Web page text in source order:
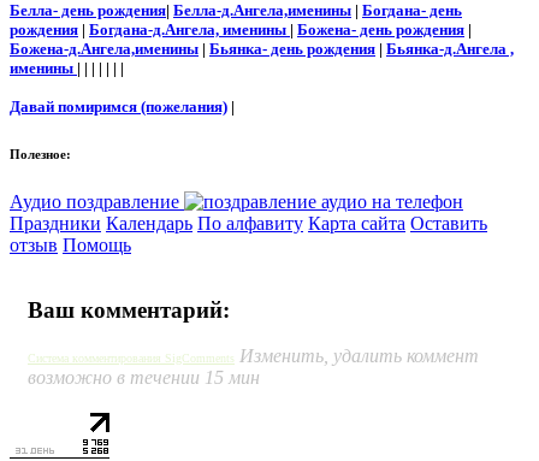
Белла- день рождения| Белла-д.Ангела,именины | Богдана- день
рождения | Богдана-д.Ангела, именины | Божена- день рождения |
Божена-д.Ангела,именины | Бьянка- день рождения | Бьянка-д.Ангела ,
именины | | | | | | |
Давай помиримся (пожелания) |
Полезное:
Аудио поздравление
Праздники Календарь По алфавиту Карта сайта Оставить
отзыв Помощь
Ваш комментарий:
Система комментирования SigComments Изменить, удалить коммент
возможно в течении 15 мин